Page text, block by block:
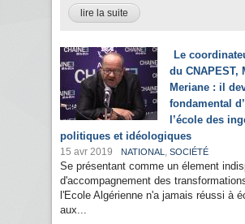
lire la suite
Le
du CNAPEST,
Meriane : il
fondamental
l’école des
politiques et idéologiques
15 avr 2019 NATIONAL , SOCIÉTÉ
Se présentant comme un élement
d'accompagnement des
l'Ecole Algérienne n'a jamais réussi à
aux...